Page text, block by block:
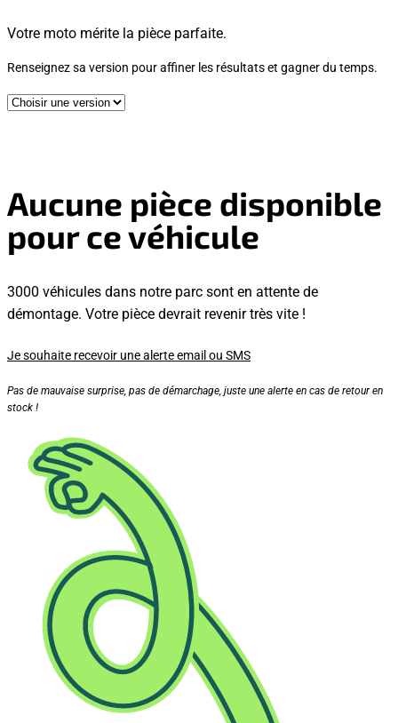
Votre moto mérite la pièce parfaite.
Renseignez sa version pour affiner les résultats et gagner du temps.
Aucune pièce disponible
pour ce véhicule
3000 véhicules dans notre parc sont en attente de
démontage. Votre pièce devrait revenir très vite !
Je souhaite recevoir une alerte email ou SMS
Pas de mauvaise surprise, pas de démarchage, juste une alerte en cas de retour en
stock !